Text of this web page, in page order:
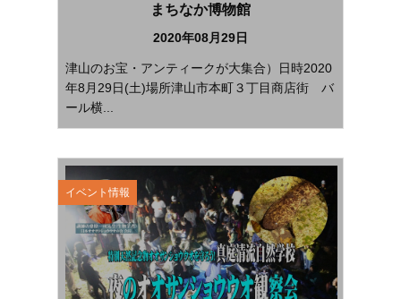
まちなか博物館
2020年08月29日
津山のお宝・アンティークが大集合）日時2020
年8月29日(土)場所津山市本町３丁目商店街 バ
ール横...
イベント情報